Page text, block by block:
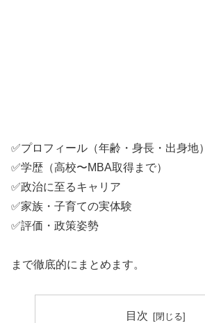
✅プロフィール（年齢・身長・出身地）
✅学歴（高校〜MBA取得まで）
✅政治に至るキャリア
✅家族・子育ての実体験
✅評価・政策姿勢
まで徹底的にまとめます。
目次